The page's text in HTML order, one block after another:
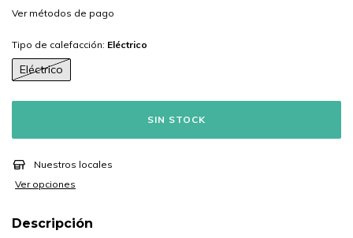
Ver más detalles
Tipo de calefacción: Eléctrico
Eléctrico
Nuestros locales
Ver opciones
Descripción